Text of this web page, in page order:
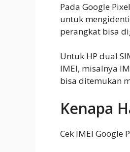
Pada Google
untuk
perangkat bisa
Untuk HP dual
IMEI, misalnya
bisa ditemukan
Kenapa
Cek IMEI Google